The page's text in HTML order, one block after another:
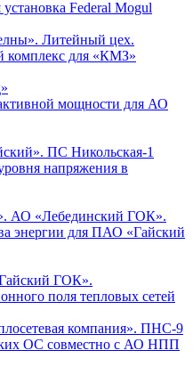
Литейный цех.
ПС Никольская-1
«Лебединский ГОК».
ГОК».
компания». ПНС-9